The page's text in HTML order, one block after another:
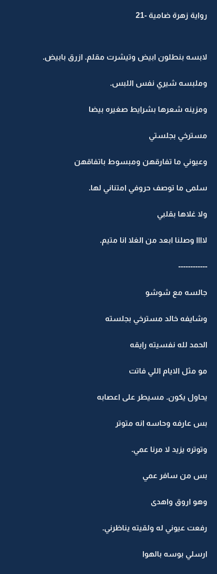
رواية زهرة ضامية -21
لابسه بنطلون ابيض وتيشرت مقلم. ازرق بابيض.
وملبسه شيري نفس اللبس.
ومزينه شعرها بشرايط صغيره بيضا
مسترخي بجلستي
وعيوني ما تفارقهن ومبسوط باتفاقهن
سلمى ما توصف حروفي امتناني لها.
ولا غلاها بقلبي
لاااا وصلنا ابعد من الغلا انا متيم.
------------
جالسه مع شوشو
وشايفه خالد مسترخي بجلسته
الحمد لله نفسيته رايقه
مو مثل الايام اللي فاتت
يحاول يكون. مسيطر على اعصابه
بس عارفه وحاسه انه متوتر
وتوتره يزيد لا مرنا عمي.
بس من سافر عمي
وهو اروق واهدى
رفعت عيوني له ولقيته يناظرني.
ارسلي بوسه بالهوا